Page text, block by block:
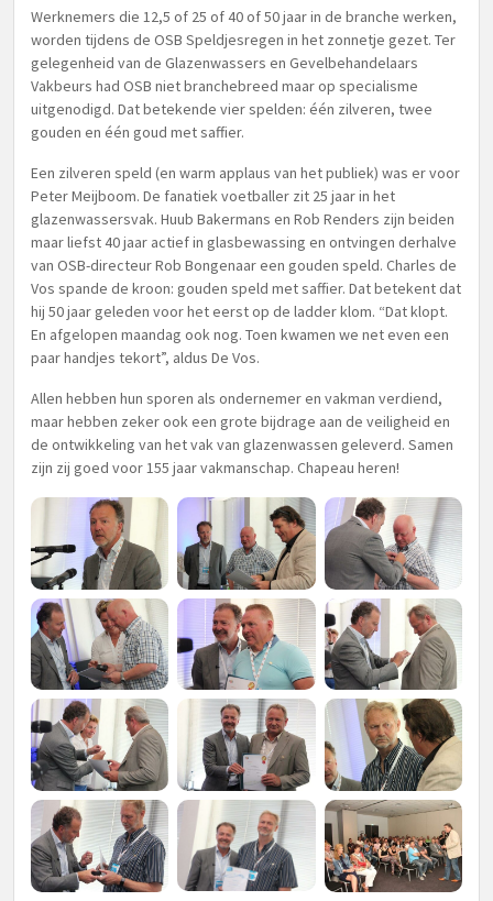
Werknemers die 12,5 of 25 of 40 of 50 jaar in de branche werken,
worden tijdens de OSB Speldjesregen in het zonnetje gezet. Ter
gelegenheid van de Glazenwassers en Gevelbehandelaars
Vakbeurs had OSB niet branchebreed maar op specialisme
uitgenodigd. Dat betekende vier spelden: één zilveren, twee
gouden en één goud met saffier.
Een zilveren speld (en warm applaus van het publiek) was er voor
Peter Meijboom. De fanatiek voetballer zit 25 jaar in het
glazenwassersvak. Huub Bakermans en Rob Renders zijn beiden
maar liefst 40 jaar actief in glasbewassing en ontvingen derhalve
van OSB-directeur Rob Bongenaar een gouden speld. Charles de
Vos spande de kroon: gouden speld met saffier. Dat betekent dat
hij 50 jaar geleden voor het eerst op de ladder klom. “Dat klopt.
En afgelopen maandag ook nog. Toen kwamen we net even een
paar handjes tekort”, aldus De Vos.
Allen hebben hun sporen als ondernemer en vakman verdiend,
maar hebben zeker ook een grote bijdrage aan de veiligheid en
de ontwikkeling van het vak van glazenwassen geleverd. Samen
zijn zij goed voor 155 jaar vakmanschap. Chapeau heren!